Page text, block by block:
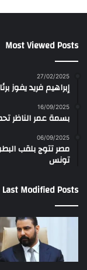
Most Viewed Posts
27/02/2025
إبراهيم فريد يفوز
16/09/2025
بسمة عمر الناظر
06/09/2025
مصر تتوج بلقب
تونس
Last Modified Posts